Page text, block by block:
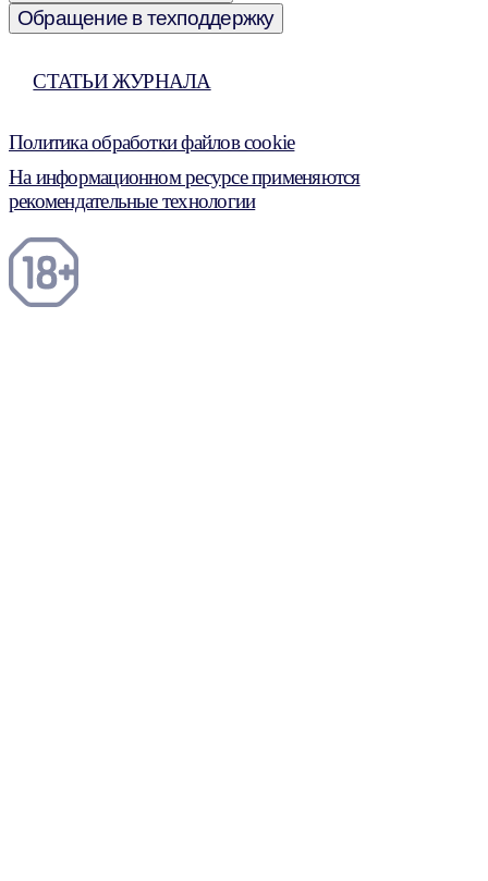
Обращение в техподдержку
СТАТЬИ ЖУРНАЛА
Политика обработки файлов cookie
На информационном ресурсе применяются
рекомендательные технологии